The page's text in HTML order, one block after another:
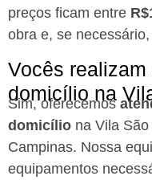
preços ficam entre
obra e, se
Vocês
domicílio na
Sim, oferecemos
domicílio na Vila
Campinas. Nossa
equipamentos